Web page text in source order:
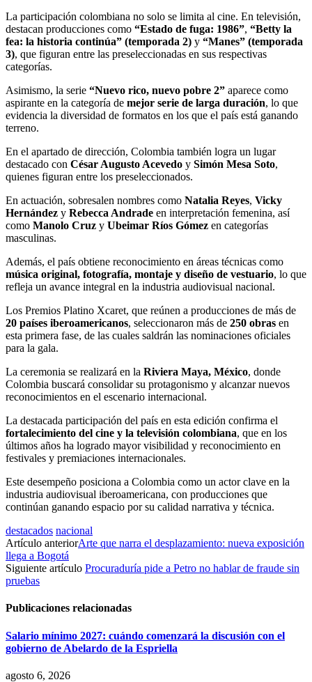
La participación colombiana no solo se limita al cine. En televisión,
destacan producciones como “Estado de fuga: 1986”, “Betty la
fea: la historia continúa” (temporada 2) y “Manes” (temporada
3), que figuran entre las preseleccionadas en sus respectivas
categorías.
Asimismo, la serie “Nuevo rico, nuevo pobre 2” aparece como
aspirante en la categoría de mejor serie de larga duración, lo que
evidencia la diversidad de formatos en los que el país está ganando
terreno.
En el apartado de dirección, Colombia también logra un lugar
destacado con César Augusto Acevedo y Simón Mesa Soto,
quienes figuran entre los preseleccionados.
En actuación, sobresalen nombres como Natalia Reyes, Vicky
Hernández y Rebecca Andrade en interpretación femenina, así
como Manolo Cruz y Ubeimar Ríos Gómez en categorías
masculinas.
Además, el país obtiene reconocimiento en áreas técnicas como
música original, fotografía, montaje y diseño de vestuario, lo que
refleja un avance integral en la industria audiovisual nacional.
Los Premios Platino Xcaret, que reúnen a producciones de más de
20 países iberoamericanos, seleccionaron más de 250 obras en
esta primera fase, de las cuales saldrán las nominaciones oficiales
para la gala.
La ceremonia se realizará en la Riviera Maya, México, donde
Colombia buscará consolidar su protagonismo y alcanzar nuevos
reconocimientos en el escenario internacional.
La destacada participación del país en esta edición confirma el
fortalecimiento del cine y la televisión colombiana, que en los
últimos años ha logrado mayor visibilidad y reconocimiento en
festivales y premiaciones internacionales.
Este desempeño posiciona a Colombia como un actor clave en la
industria audiovisual iberoamericana, con producciones que
continúan ganando espacio por su calidad narrativa y técnica.
destacados nacional
Artículo anteriorArte que narra el desplazamiento: nueva exposición
llega a Bogotá
Siguiente artículo Procuraduría pide a Petro no hablar de fraude sin
pruebas
Publicaciones relacionadas
Salario mínimo 2027: cuándo comenzará la discusión con el
gobierno de Abelardo de la Espriella
agosto 6, 2026